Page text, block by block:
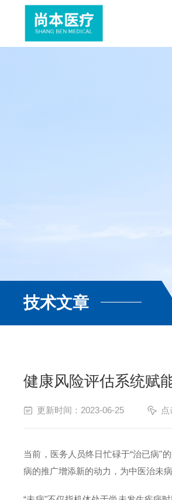
技术文章
健康风险评估系统赋
更新时间：2023-06-25
当前，医务人员终日忙碌于“治已病"
病的推广增添新的动力，为中医治未